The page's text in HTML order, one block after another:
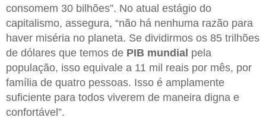
consomem 30 bilhões”. No atual estágio do
capitalismo, assegura, “não há nenhuma razão para
haver miséria no planeta. Se dividirmos os 85 trilhões
de dólares que temos de PIB mundial pela
população, isso equivale a 11 mil reais por mês, por
família de quatro pessoas. Isso é amplamente
suficiente para todos viverem de maneira digna e
confortável”.